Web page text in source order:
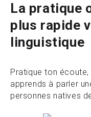
La pratique
plus rapide
linguistique
Pratique ton
apprends à parler
personnes natives